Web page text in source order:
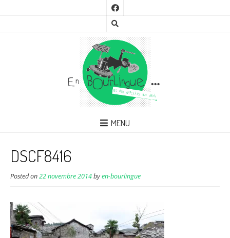
MENU
DSCF8416
Posted on22 novembre 2014byen-bourlingue